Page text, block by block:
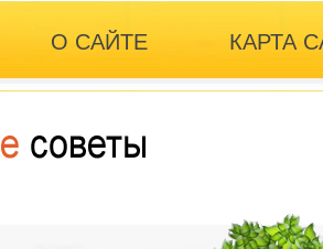
О САЙТЕ КАРТА